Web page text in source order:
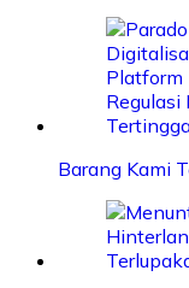
Barang Kami